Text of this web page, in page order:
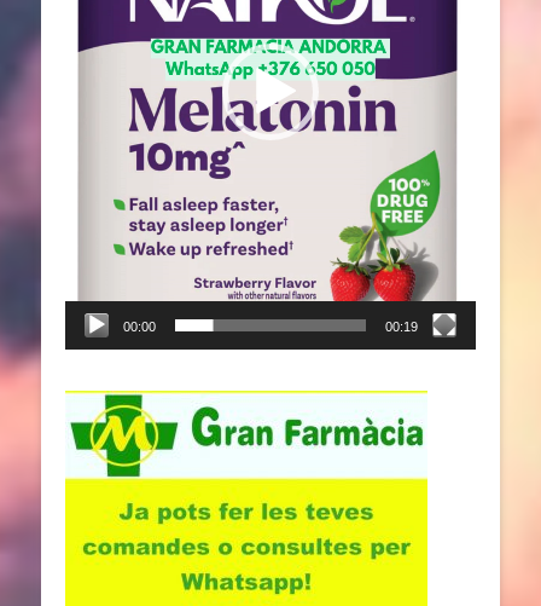
00:00 00:19